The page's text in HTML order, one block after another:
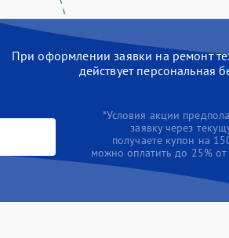
При оформлении заявки на ремонт
действует персональная
*Условия акции
заявку через
получаете купон на
можно оплатить до 25%